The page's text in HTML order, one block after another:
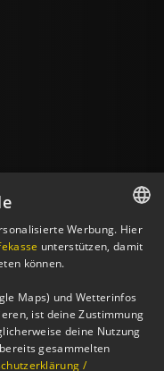
GERMAN
Werbung. Hier
unterstützen, damit
können.
Maps) und Wetterinfos
ist deine Zustimmung
deine Nutzung
gesammelten
/